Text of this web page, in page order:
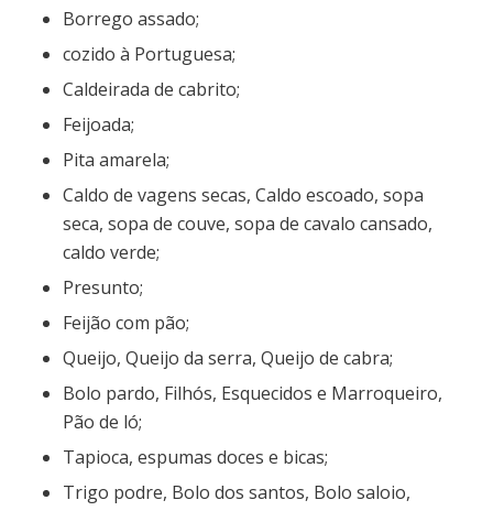
Borrego assado;
cozido à Portuguesa;
Caldeirada de cabrito;
Feijoada;
Pita amarela;
Caldo de vagens secas, Caldo escoado, sopa
seca, sopa de couve, sopa de cavalo cansado,
caldo verde;
Presunto;
Feijão com pão;
Queijo, Queijo da serra, Queijo de cabra;
Bolo pardo, Filhós, Esquecidos e Marroqueiro,
Pão de ló;
Tapioca, espumas doces e bicas;
Trigo podre, Bolo dos santos, Bolo saloio,